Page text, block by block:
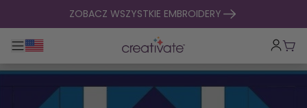
Przejdź do treściZOBACZ WSZYSTKIE EMBROIDERY
Przełącz główną nawigację